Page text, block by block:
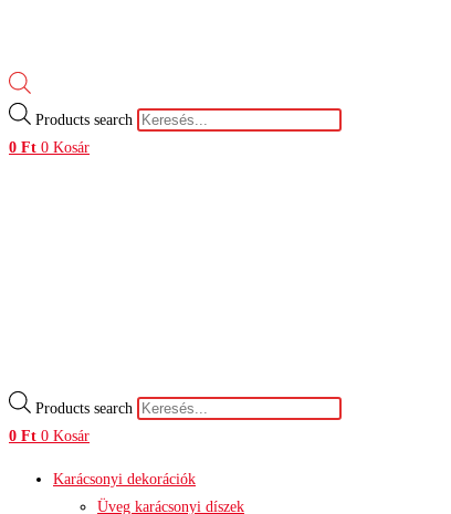
Products search
0 Ft 0 Kosár
Products search
0 Ft 0 Kosár
Karácsonyi dekorációk
Üveg karácsonyi díszek